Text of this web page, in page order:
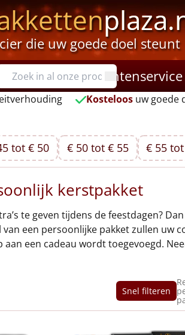
die uw goede doel steunt
Klantenservice
Kosteloos uw goede
tot € 50 € 50 tot € 55 € 55
kerstpakket
te geven tijdens de feestdagen?
een persoonlijke pakket zullen uw
een cadeau wordt toegevoegd.
Snel filteren